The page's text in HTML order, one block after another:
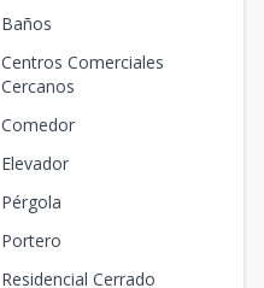
Baños
Centros Comerciales
Cercanos
Comedor
Elevador
Pérgola
Portero
Residencial Cerrado